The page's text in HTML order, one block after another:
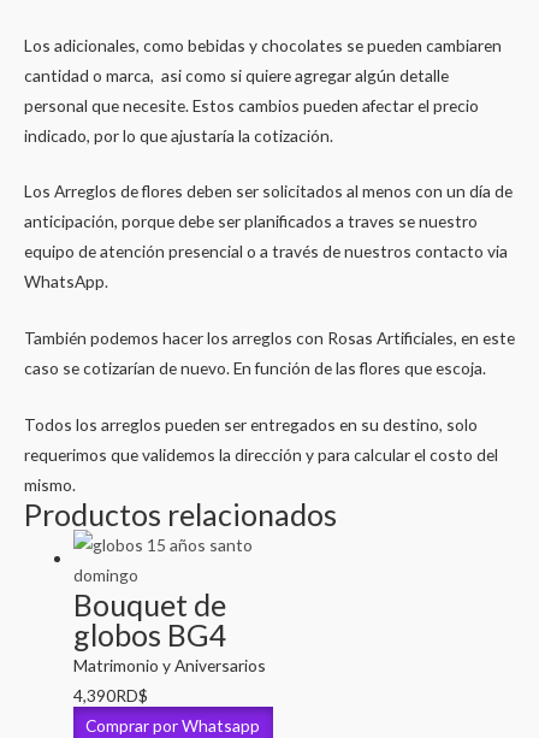
Los adicionales, como bebidas y chocolates se pueden cambiaren
cantidad o marca, asi como si quiere agregar algún detalle
personal que necesite. Estos cambios pueden afectar el precio
indicado, por lo que ajustaría la cotización.
Los Arreglos de flores deben ser solicitados al menos con un día de
anticipación, porque debe ser planificados a traves se nuestro
equipo de atención presencial o a través de nuestros contacto via
WhatsApp.
También podemos hacer los arreglos con Rosas Artificiales, en este
caso se cotizarían de nuevo. En función de las flores que escoja.
Todos los arreglos pueden ser entregados en su destino, solo
requerimos que validemos la dirección y para calcular el costo del
mismo.
Productos relacionados
Bouquet de
globos BG4
Matrimonio y Aniversarios
4,390RD$
Comprar por Whatsapp